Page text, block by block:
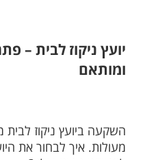
יועץ ניקוז לבית –
ומותאם
השקעה ביועץ ניקוז לבית
מעולות. איך לבחור את